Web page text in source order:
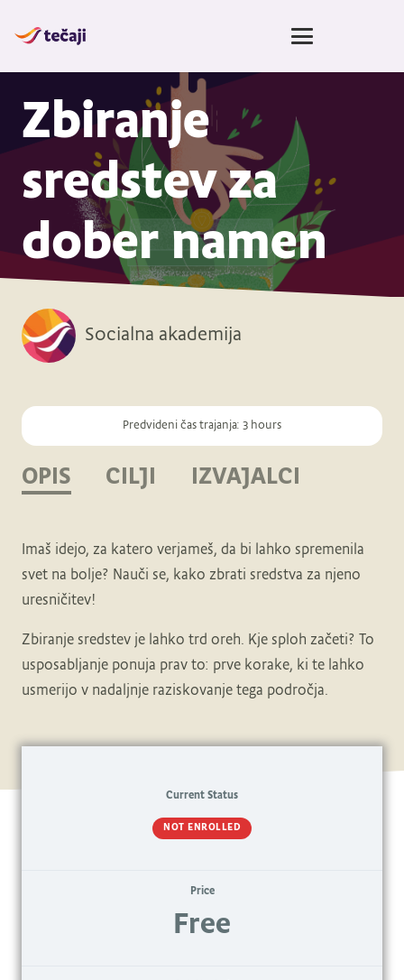
Zbiranje
sredstev za
dober namen
Socialna akademija
Predvideni čas trajanja: 3 hours
OPIS CILJI IZVAJALCI
Imaš idejo, za katero verjameš, da bi lahko spremenila
svet na bolje? Nauči se, kako zbrati sredstva za njeno
uresničitev!
Zbiranje sredstev je lahko trd oreh. Kje sploh začeti? To
usposabljanje ponuja prav to: prve korake, ki te lahko
usmerijo v nadaljnje raziskovanje tega področja.
Current Status
NOT ENROLLED
Price
Free